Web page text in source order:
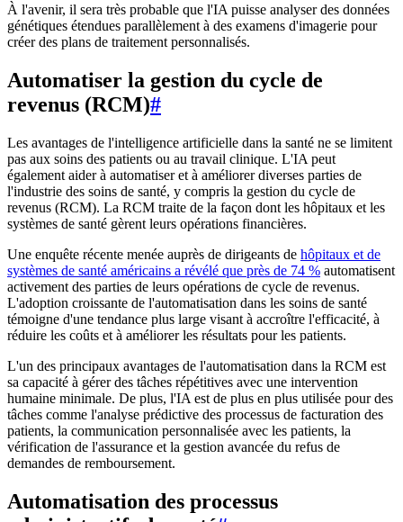
À l'avenir, il sera très probable que l'IA puisse analyser des données
génétiques étendues parallèlement à des examens d'imagerie pour
créer des plans de traitement personnalisés.
Automatiser la gestion du cycle de
revenus (RCM)#
Les avantages de l'intelligence artificielle dans la santé ne se limitent
pas aux soins des patients ou au travail clinique. L'IA peut
également aider à automatiser et à améliorer diverses parties de
l'industrie des soins de santé, y compris la gestion du cycle de
revenus (RCM). La RCM traite de la façon dont les hôpitaux et les
systèmes de santé gèrent leurs opérations financières.
Une enquête récente menée auprès de dirigeants de hôpitaux et de
systèmes de santé américains a révélé que près de 74 % automatisent
activement des parties de leurs opérations de cycle de revenus.
L'adoption croissante de l'automatisation dans les soins de santé
témoigne d'une tendance plus large visant à accroître l'efficacité, à
réduire les coûts et à améliorer les résultats pour les patients.
L'un des principaux avantages de l'automatisation dans la RCM est
sa capacité à gérer des tâches répétitives avec une intervention
humaine minimale. De plus, l'IA est de plus en plus utilisée pour des
tâches comme l'analyse prédictive des processus de facturation des
patients, la communication personnalisée avec les patients, la
vérification de l'assurance et la gestion avancée du refus de
demandes de remboursement.
Automatisation des processus